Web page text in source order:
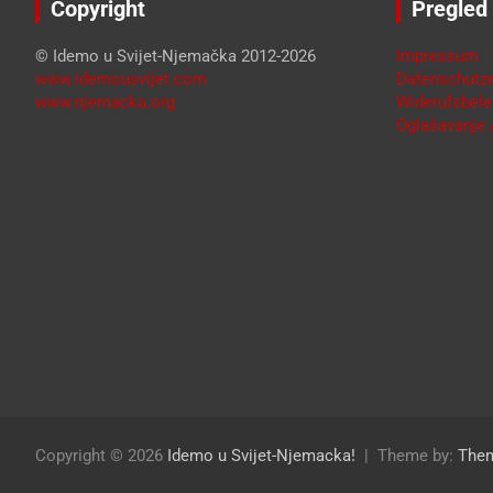
Copyright
© Idemo u Svijet-Njemačka 2012-2026
www.idemousvijet.com
www.njemacka.org
Pregled
Impressum
Copyright © 2026 Idemo u Svijet-Njemacka! Theme by: